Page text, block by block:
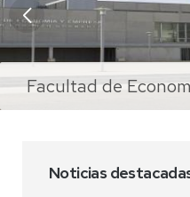
Facultad de
Facultad de
Salón de Actos
Salón de Actos
Noticias